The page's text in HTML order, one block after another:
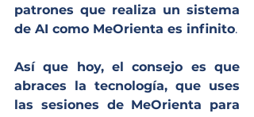
patrones que realiza un sistema
de AI como MeOrienta es infinito
Así que hoy, el consejo es que
abraces la tecnología, que uses
las sesiones de MeOrienta para